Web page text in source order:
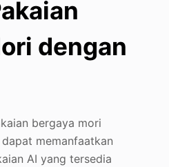
dengan
bergaya mori
memanfaatkan
AI yang tersedia